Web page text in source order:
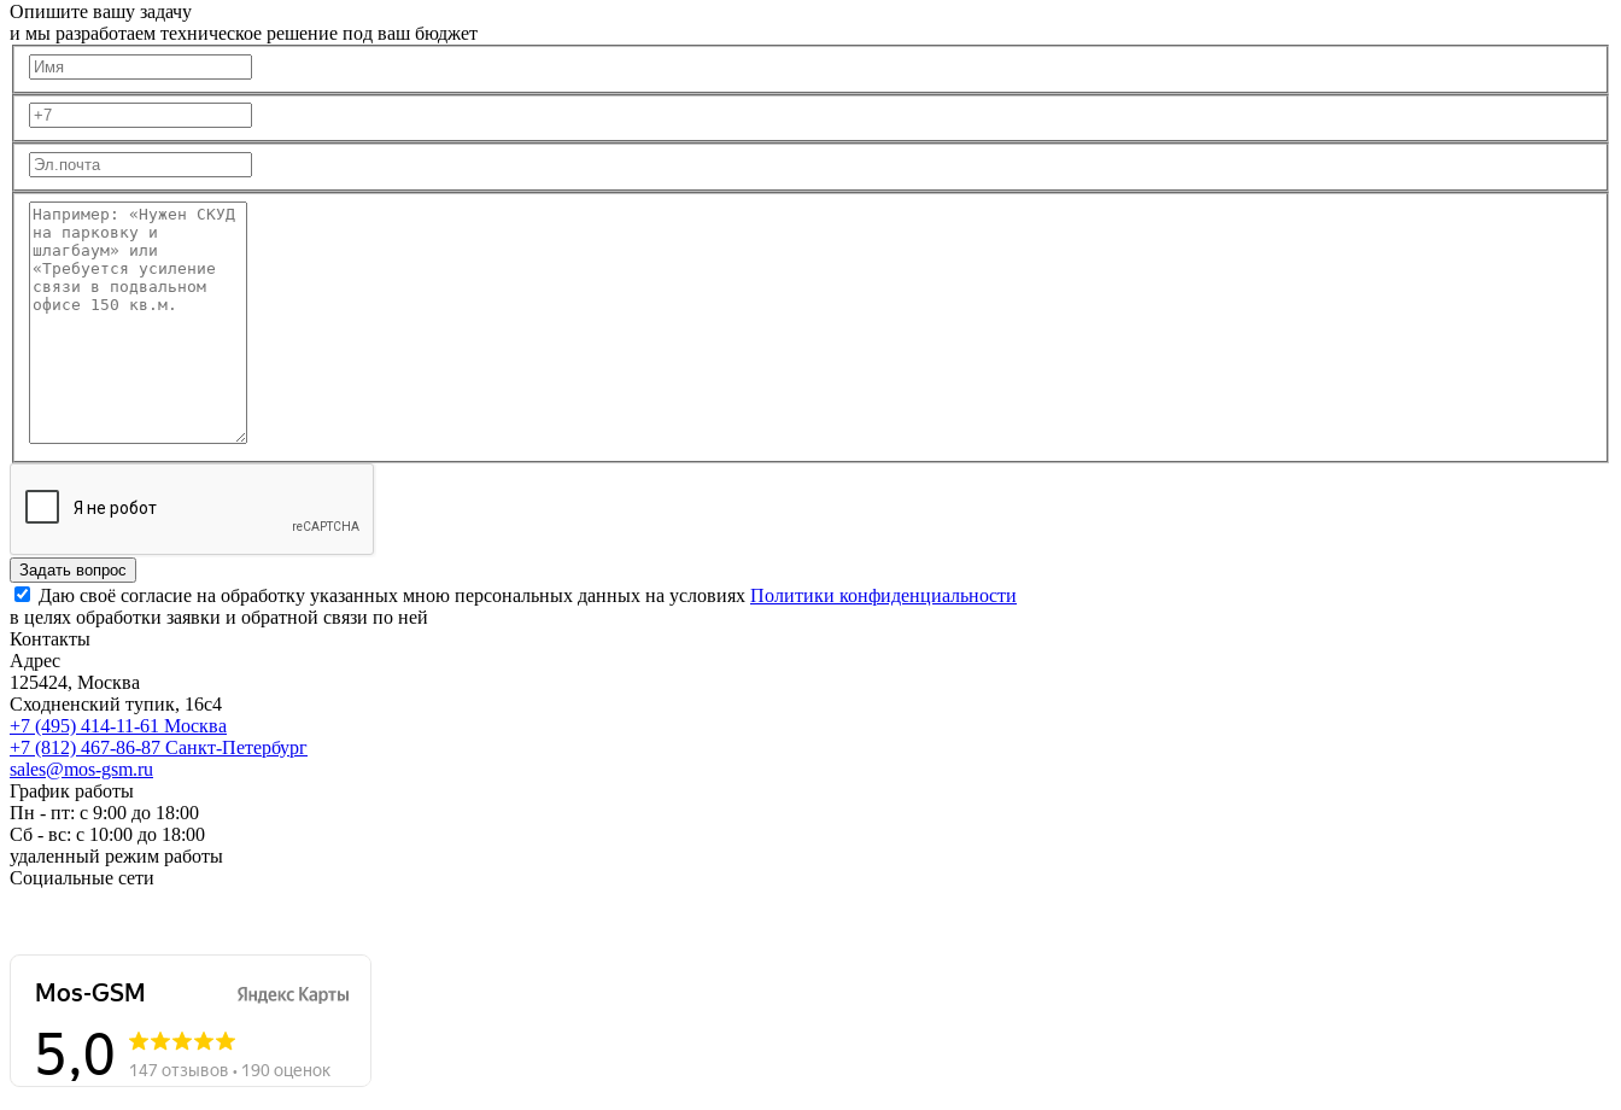
Опишите вашу задачу
и мы разработаем техническое решение под ваш бюджет
Задать вопрос
Даю своё согласие на обработку указанных мною персональных данных на условиях Политики конфиденциальности
в целях обработки заявки и обратной связи по ней
Контакты
Адрес
125424, Москва
Сходненский тупик, 16с4
+7 (495) 414-11-61 Москва
+7 (812) 467-86-87 Санкт-Петербург
sales@mos-gsm.ru
График работы
Пн - пт: с 9:00 до 18:00
Сб - вс: с 10:00 до 18:00
удаленный режим работы
Социальные сети